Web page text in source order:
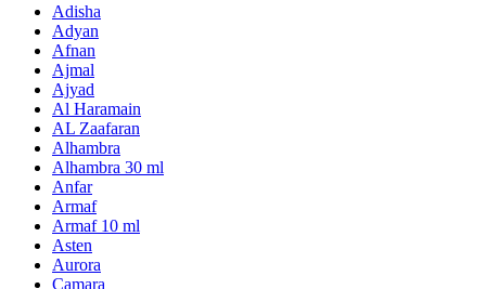
Adisha
Adyan
Afnan
Ajmal
Ajyad
Al Haramain
AL Zaafaran
Alhambra
Alhambra 30 ml
Anfar
Armaf
Armaf 10 ml
Asten
Aurora
Camara